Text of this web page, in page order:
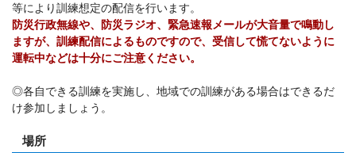
等により訓練想定の配信を行います。
防災行政無線や、防災ラジオ、緊急速報メールが大音量で鳴動し
ますが、訓練配信によるものですので、受信して慌てないように
運転中などは十分にご注意ください。
◎各自できる訓練を実施し、地域での訓練がある場合はできるだ
け参加しましょう。
場所